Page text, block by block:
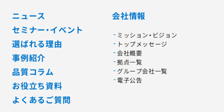
ニュース
セミナー・イベント
選ばれる理由
事例紹介
品質コラム
お役立ち資料
よくあるご質問
会社情報
ミッション・ビジョン
トップメッセージ
会社概要
拠点一覧
グループ会社一覧
電子公告